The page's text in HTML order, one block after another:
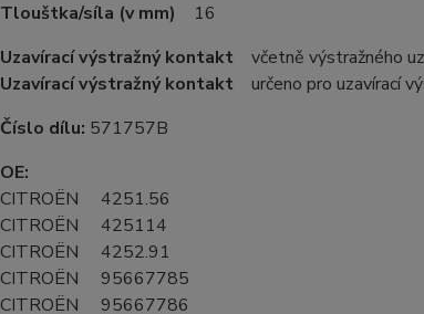
Tlouštka/síla (v mm)
16
Uzavírací výstražný kontakt včetně výstražného
Uzavírací výstražný kontakt
určeno pro uzavírací
Číslo dílu: 571757B
OE:
CITROËN 4251.56
CITROËN 425114
CITROËN 4252.91
CITROËN 95667785
CITROËN 95667786